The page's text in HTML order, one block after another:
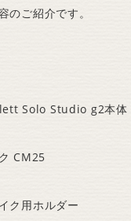
のご紹介です。
Solo Studio g2本体
CM25
ク用ホルダー